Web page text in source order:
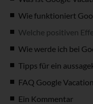
Wie funktioniert
Welche positiven
Wie werde ich bei
Tipps für ein
FAQ Google
Ein Kommentar